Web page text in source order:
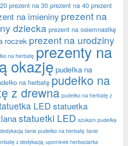
prezent na 30 prezent na 40 prezent
na imieniny prezent na
dziecka prezent na osiemnastkę
roczek prezent na urodziny
na herbatę prezenty na
okazję pudełka na
na herbatę pudełko na
z drewna pudełko na herbatę z
LED statuetka
statuetki LED szukam pudełka
tanie pudełko na herbatę tanie
z dedykacją upominek herbaciarka